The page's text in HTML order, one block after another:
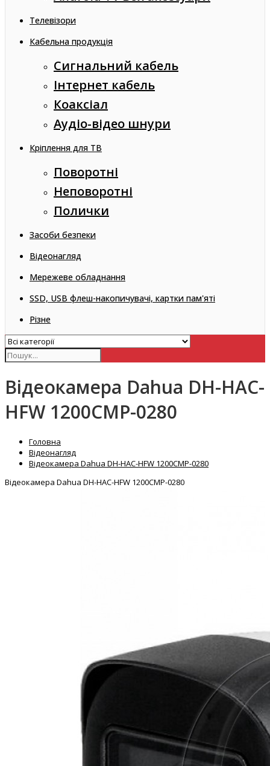
Телевізори
Кабельна продукція
Сигнальний кабель
Інтернет кабель
Коаксіал
Аудіо-відео шнури
Кріплення для ТВ
Поворотні
Неповоротні
Полички
Засоби безпеки
Відеонагляд
Мережеве обладнання
SSD, USB флеш-накопичувачі, картки пам'яті
Різне
Відеокамера Dahua DH-HAC-
HFW 1200CMP-0280
Головна
Відеонагляд
Відеокамера Dahua DH-HAC-HFW 1200CMP-0280
Відеокамера Dahua DH-HAC-HFW 1200CMP-0280